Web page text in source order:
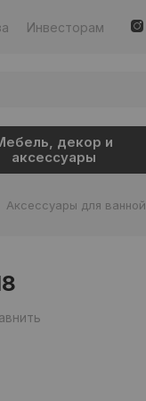
Инвесторам
декор и
аксессуары
Аксессуары для ванной